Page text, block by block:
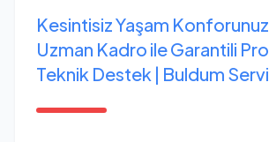
Kesintisiz Yaşam
Uzman Kadro ile Garantili
Teknik Destek | Buldum